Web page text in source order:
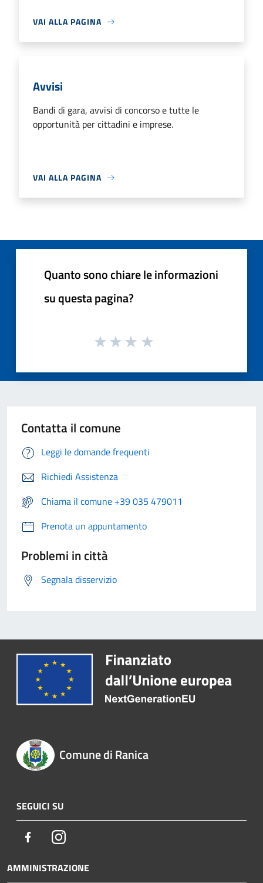
VAI ALLA PAGINA
Avvisi
Bandi di gara, avvisi di concorso e tutte le
opportunità per cittadini e imprese.
VAI ALLA PAGINA
Quanto sono chiare le informazioni
su questa pagina?
Contatta il comune
Leggi le domande frequenti
Richiedi Assistenza
Chiama il comune +39 035 479011
Prenota un appuntamento
Problemi in città
Segnala disservizio
Comune di Ranica
SEGUICI SU
FacebookInstagram
AMMINISTRAZIONE